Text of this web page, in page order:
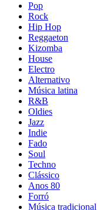
Pop
Rock
Hip Hop
Reggaeton
Kizomba
House
Electro
Alternativo
Música latina
R&B
Oldies
Jazz
Indie
Fado
Soul
Techno
Clássico
Anos 80
Forró
Música tradicional